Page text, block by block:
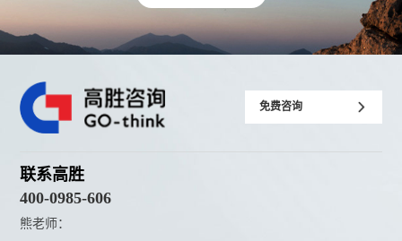
免费咨询
联系高胜
400-0985-606
熊老师：